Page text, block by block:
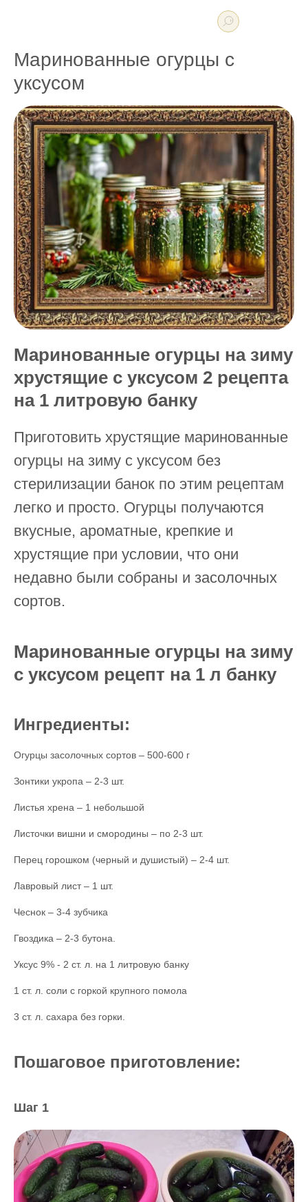
Маринованные огурцы с
уксусом
Маринованные огурцы на зиму
хрустящие с уксусом 2 рецепта
на 1 литровую банку
Приготовить хрустящие маринованные
огурцы на зиму с уксусом без
стерилизации банок по этим рецептам
легко и просто. Огурцы получаются
вкусные, ароматные, крепкие и
хрустящие при условии, что они
недавно были собраны и засолочных
сортов.
Маринованные огурцы на зиму
с уксусом рецепт на 1 л банку
Ингредиенты:
Огурцы засолочных сортов – 500-600 г
Зонтики укропа – 2-3 шт.
Листья хрена – 1 небольшой
Листочки вишни и смородины – по 2-3 шт.
Перец горошком (черный и душистый) – 2-4 шт.
Лавровый лист – 1 шт.
Чеснок – 3-4 зубчика
Гвоздика – 2-3 бутона.
Уксус 9% - 2 ст. л. на 1 литровую банку
1 ст. л. соли с горкой крупного помола
3 ст. л. сахара без горки.
Пошаговое приготовление:
Шаг 1